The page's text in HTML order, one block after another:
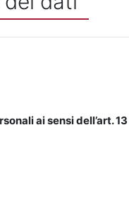
ai sensi dell’art.